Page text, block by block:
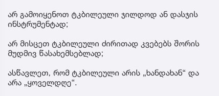
არ გამოიყენოთ ტკბილეული ჯილდოდ ან დასჯის
ინსტრუმენტად;
არ მისცეთ ტკბილეული ძირითად კვებებს შორის
მუდმივ წასახემსებლად;
ასწავლეთ, რომ ტკბილეული არის „ხანდახან“ და
არა „ყოველდღე“.